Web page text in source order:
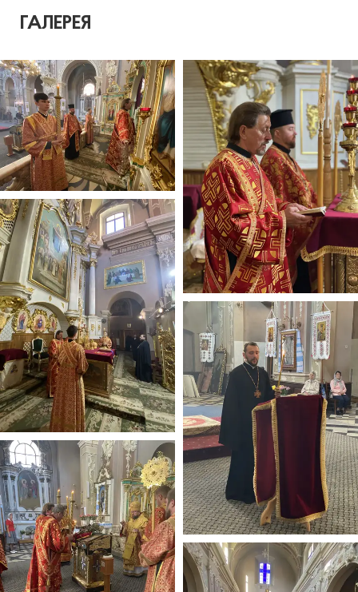
ГАЛЕРЕЯ